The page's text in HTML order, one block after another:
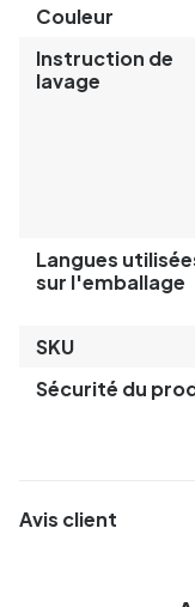
Couleur
Instruction de
lavage
Langues
sur l'emballage
SKU
Sécurité du
Avis client